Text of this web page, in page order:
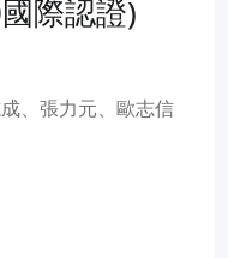
際認證)
、張力元、歐志信